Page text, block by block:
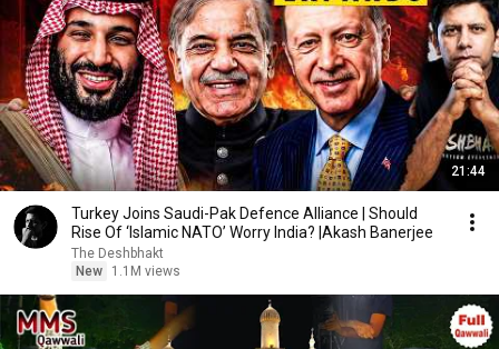
21:44
Turkey Joins Saudi-Pak Defence Alliance | Should
Rise Of ‘Islamic NATO’ Worry India? |Akash Banerjee
The Deshbhakt
New
1.1M views